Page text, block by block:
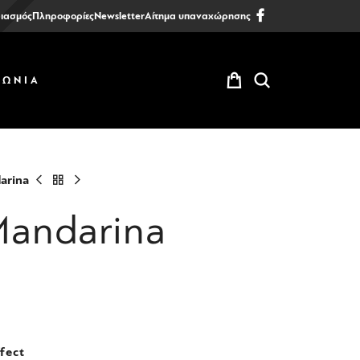
ΠληροφορίεςNewsletterΑίτημα υπαναχώρησης